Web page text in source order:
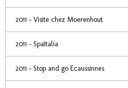
2011 - Visite chez Moerenhout
2011 - SpaItalia
2011 - Stop and go Ecaussinnes